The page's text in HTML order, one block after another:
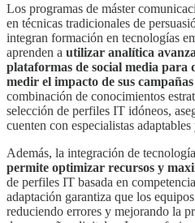
Los programas de máster
en técnicas tradicionales de
integran formación en tecnologías
aprenden a utilizar analítica
plataformas de social media para
medir el impacto de sus campañas
combinación de conocimientos
selección de perfiles IT idóneos,
cuenten con especialistas
Además, la integración de
permite optimizar recursos y
de perfiles IT basada en
adaptación garantiza que los
reduciendo errores y mejorando la